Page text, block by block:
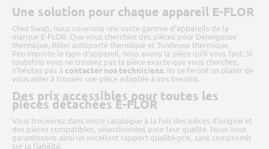
Une solution pour chaque appareil E-FLOR
Chez Swap, nous couvrons une vaste gamme d’appareils de la
marque E-FLOR. Que vous cherchiez des pièces pour Déneigeuse
thermique, Rider autoporté thermique et Tondeuse thermique
Peu importe le type d’appareil, nous avons la pièce qu’il vous faut. Si
toutefois vous ne trouvez pas la pièce exacte que vous cherchez,
n’hésitez pas à contacter nos techniciens. Ils se feront un plaisir de
vous aider à trouver une pièce adaptée à vos besoins.
Des prix accessibles pour toutes les
pièces détachées E-FLOR
Vous trouverez dans notre catalogue à la fois des pièces d’origine et
des pièces compatibles, sélectionnées pour leur qualité. Nous vous
garantissons ainsi un excellent rapport qualité-prix, sans compromis
sur la fiabilité.